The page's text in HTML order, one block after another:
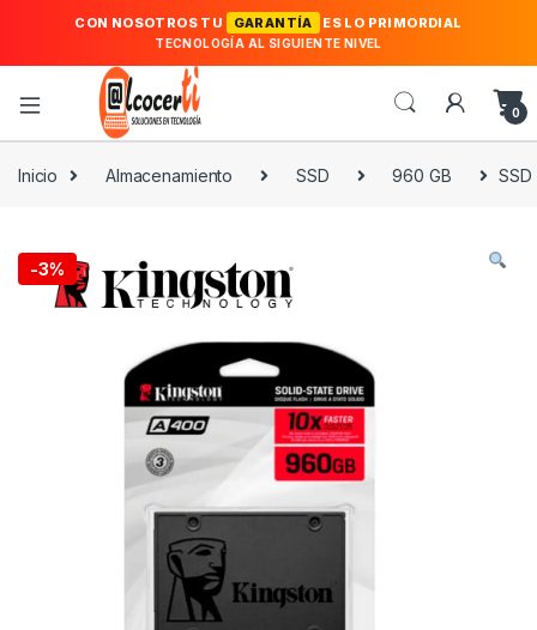
CON NOSOTROS TU GARANTÍA ES LO PRIMORDIAL
TECNOLOGÍA AL SIGUIENTE NIVEL
0
Inicio Almacenamiento SSD 960 GB
-3%